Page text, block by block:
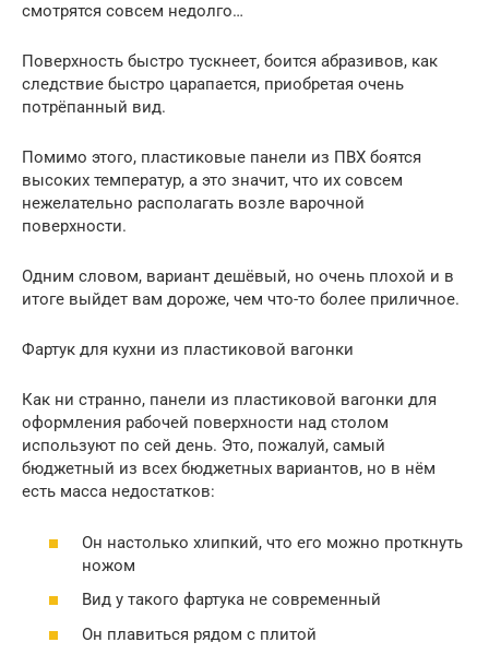
смотрятся совсем недолго…
Поверхность быстро тускнеет, боится абразивов, как
следствие быстро царапается, приобретая очень
потрёпанный вид.
Помимо этого, пластиковые панели из ПВХ боятся
высоких температур, а это значит, что их совсем
нежелательно располагать возле варочной
поверхности.
Одним словом, вариант дешёвый, но очень плохой и в
итоге выйдет вам дороже, чем что-то более приличное.
Фартук для кухни из пластиковой вагонки
Как ни странно, панели из пластиковой вагонки для
оформления рабочей поверхности над столом
используют по сей день. Это, пожалуй, самый
бюджетный из всех бюджетных вариантов, но в нём
есть масса недостатков:
Он настолько хлипкий, что его можно проткнуть
ножом
Вид у такого фартука не современный
Он плавиться рядом с плитой